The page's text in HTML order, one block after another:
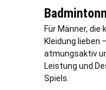
Für Männer,
Kleidung lieben
atmungsaktiv
Leistung und
Spiels.